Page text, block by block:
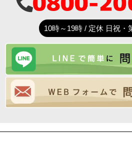
10時～19時 / 定休 日祝・